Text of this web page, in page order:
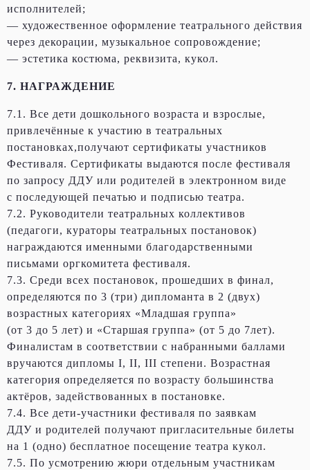
исполнителей;
— художественное оформление театрального действия
через декорации, музыкальное сопровождение;
— эстетика костюма, реквизита, кукол.
7. НАГРАЖДЕНИЕ
7.1. Все дети дошкольного возраста и взрослые,
привлечённые к участию в театральных
постановках,получают сертификаты участников
Фестиваля. Сертификаты выдаются после фестиваля
по запросу ДДУ или родителей в электронном виде
с последующей печатью и подписью театра.
7.2. Руководители театральных коллективов
(педагоги, кураторы театральных постановок)
награждаются именными благодарственными
письмами оргкомитета фестиваля.
7.3. Среди всех постановок, прошедших в финал,
определяются по 3 (три) дипломанта в 2 (двух)
возрастных категориях «Младшая группа»
(от 3 до 5 лет) и «Старшая группа» (от 5 до 7лет).
Финалистам в соответствии с набранными баллами
вручаются дипломы I, II, III степени. Возрастная
категория определяется по возрасту большинства
актёров, задействованных в постановке.
7.4. Все дети-участники фестиваля по заявкам
ДДУ и родителей получают пригласительные билеты
на 1 (одно) бесплатное посещение театра кукол.
7.5. По усмотрению жюри отдельным участникам